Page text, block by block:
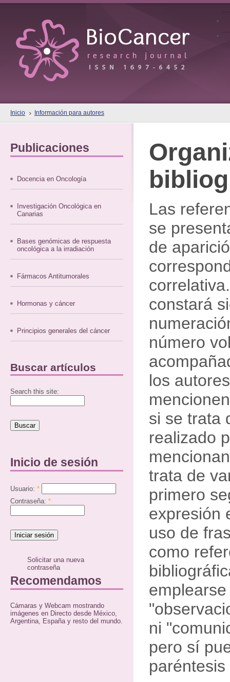
Inicio Información para autores
Publicaciones
Docencia en Oncología
Investigación Oncológica en
Canarias
Bases genómicas de respuesta
oncológica a la irradiación
Fármacos Antitumorales
Hormonas y cáncer
Principios generales del cáncer
Buscar artículos
Search this site:
Inicio de sesión
Usuario: *
Contraseña: *
Solicitar una nueva
contraseña
Recomendamos
Cámaras y Webcam mostrando
imágenes en Directo desde México,
Argentina, España y resto del mundo.
Las
se
de
constará
número
los
si se trata
realizado
trata de
primero
expresión
uso de
como
ni
pero sí